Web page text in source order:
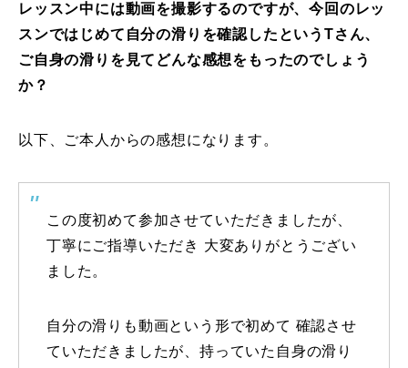
中級1
講師から選ぶ
インストラクター募集
コブレッスン参加のお客様の声 Review
レッスン中には動画を撮影するのですが、今回のレッ
スンではじめて自分の滑りを確認したというTさん、
ご自身の滑りを見てどんな感想をもったのでしょう
か？
以下、ご本人からの感想になります。
この度初めて参加させていただきましたが、
丁寧にご指導いただき 大変ありがとうござい
ました。
自分の滑りも動画という形で初めて 確認させ
ていただきましたが、持っていた自身の滑り